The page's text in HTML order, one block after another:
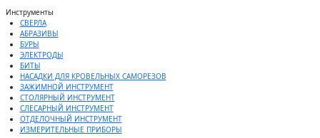
Инструменты
СВЕРЛА
АБРАЗИВЫ
БУРЫ
ЭЛЕКТРОДЫ
БИТЫ
НАСАДКИ ДЛЯ КРОВЕЛЬНЫХ САМОРЕЗОВ
ЗАЖИМНОЙ ИНСТРУМЕНТ
СТОЛЯРНЫЙ ИНСТРУМЕНТ
СЛЕСАРНЫЙ ИНСТРУМЕНТ
ОТДЕЛОЧНЫЙ ИНСТРУМЕНТ
ИЗМЕРИТЕЛЬНЫЕ ПРИБОРЫ